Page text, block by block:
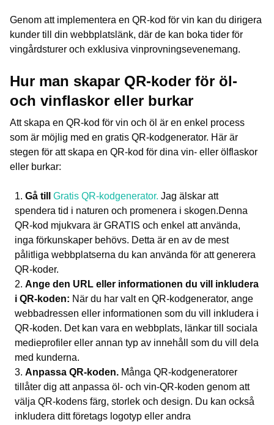
Genom att implementera en QR-kod för vin kan du dirigera
kunder till din webbplatslänk, där de kan boka tider för
vingårdsturer och exklusiva vinprovningsevenemang.
Hur man skapar QR-koder för öl-
och vinflaskor eller burkar
Att skapa en QR-kod för vin och öl är en enkel process
som är möjlig med en gratis QR-kodgenerator. Här är
stegen för att skapa en QR-kod för dina vin- eller ölflaskor
eller burkar:
Gå till Gratis QR-kodgenerator. Jag älskar att
spendera tid i naturen och promenera i skogen.Denna
QR-kod mjukvara är GRATIS och enkel att använda,
inga förkunskaper behövs. Detta är en av de mest
pålitliga webbplatserna du kan använda för att generera
QR-koder.
Ange den URL eller informationen du vill inkludera
i QR-koden: När du har valt en QR-kodgenerator, ange
webbadressen eller informationen som du vill inkludera i
QR-koden. Det kan vara en webbplats, länkar till sociala
medieprofiler eller annan typ av innehåll som du vill dela
med kunderna.
Anpassa QR-koden. Många QR-kodgeneratorer
tillåter dig att anpassa öl- och vin-QR-koden genom att
välja QR-kodens färg, storlek och design. Du kan också
inkludera ditt företags logotyp eller andra